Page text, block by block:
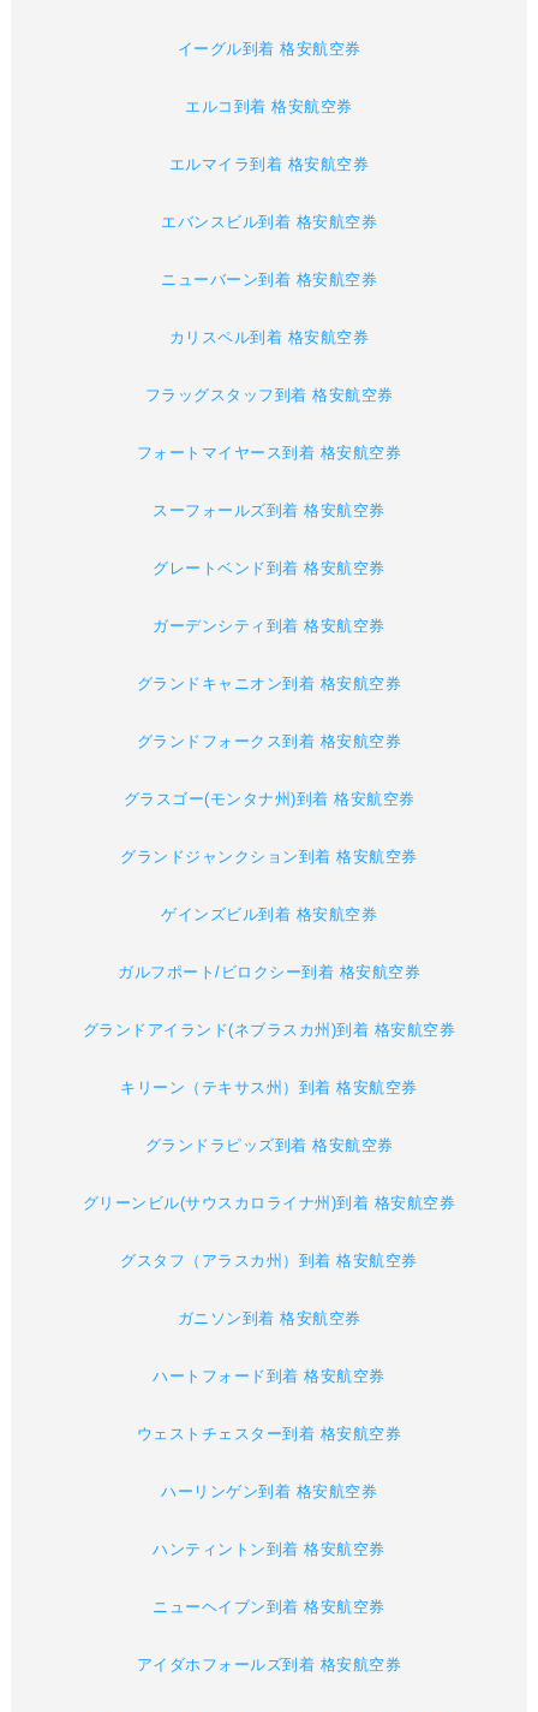
イーグル到着 格安航空券
エルコ到着 格安航空券
エルマイラ到着 格安航空券
エバンスビル到着 格安航空券
ニューバーン到着 格安航空券
カリスペル到着 格安航空券
フラッグスタッフ到着 格安航空券
フォートマイヤース到着 格安航空券
スーフォールズ到着 格安航空券
グレートベンド到着 格安航空券
ガーデンシティ到着 格安航空券
グランドキャニオン到着 格安航空券
グランドフォークス到着 格安航空券
グラスゴー(モンタナ州)到着 格安航空券
グランドジャンクション到着 格安航空券
ゲインズビル到着 格安航空券
ガルフポート/ビロクシー到着 格安航空券
グランドアイランド(ネブラスカ州)到着 格安航空券
キリーン（テキサス州）到着 格安航空券
グランドラピッズ到着 格安航空券
グリーンビル(サウスカロライナ州)到着 格安航空券
グスタフ（アラスカ州）到着 格安航空券
ガニソン到着 格安航空券
ハートフォード到着 格安航空券
ウェストチェスター到着 格安航空券
ハーリンゲン到着 格安航空券
ハンティントン到着 格安航空券
ニューヘイブン到着 格安航空券
アイダホフォールズ到着 格安航空券